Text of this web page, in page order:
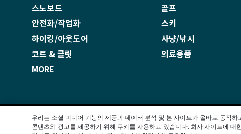
스노보드
골프
안전화/작업화
스키
하이킹/아웃도어
사냥/낚시
코트 & 클릿
의료용품
MORE
지적재산권 개인정보 보호정책 사이트 이용약관
우리는 소셜 미디어 기능의 제공과 데이터 분석 및 본 사이트가 올바로 동작하
콘텐츠와 광고를 제공하기 위해 쿠키를 사용하고 있습니다. 회사 사이트에 대